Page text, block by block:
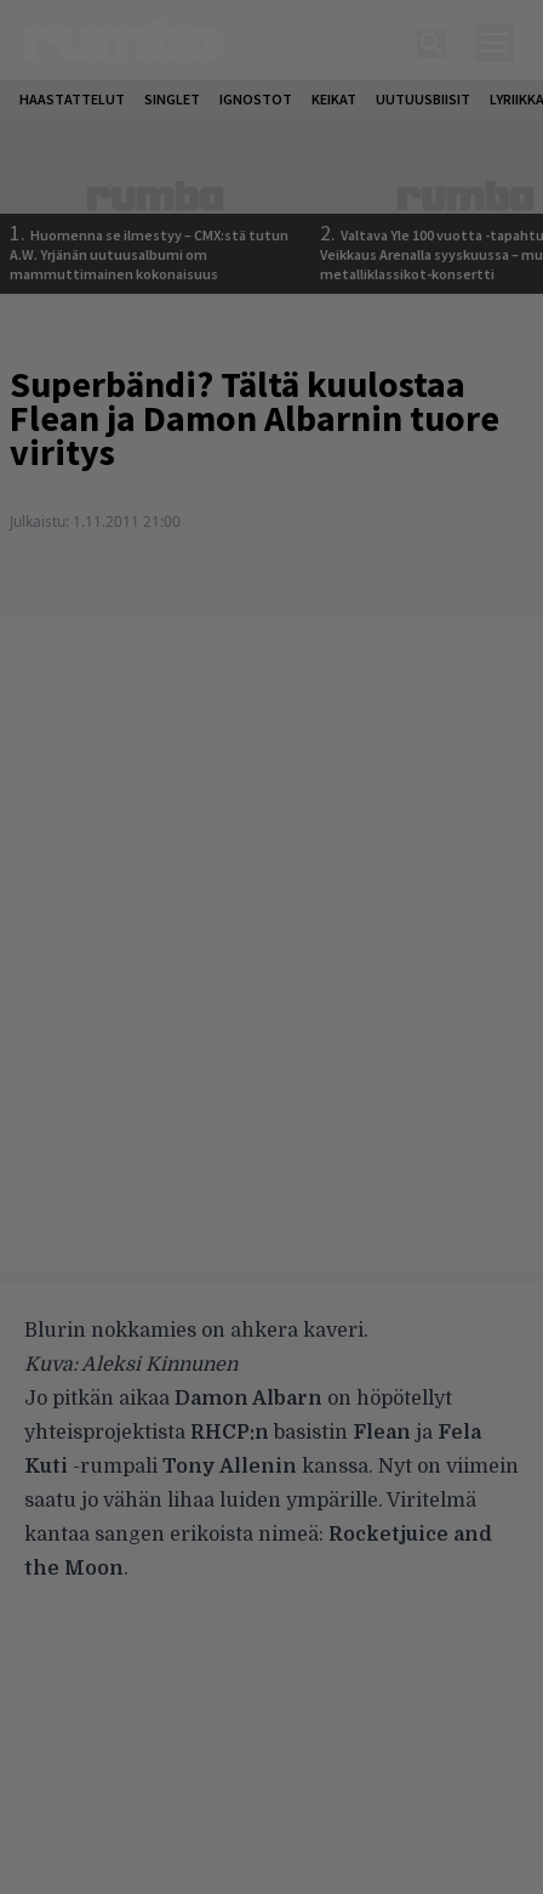
HAASTATTELUT SINGLET IGNOSTOT KEIKAT UUTUUSBIISIT
1. Huomenna se ilmestyy – CMX:stä tutun
A.W. Yrjänän uutuusalbumi om
mammuttimainen kokonaisuus
2. Valtava Yle 100 vuotta -
Veikkaus Arenalla syyskuussa –
metalliklassikot-konsertti
Superbändi? Tältä kuulostaa
Flean ja Damon Albarnin tuore
viritys
Julkaistu: 1.11.2011 21:00
Blurin nokkamies on ahkera kaveri.
Kuva: Aleksi Kinnunen
Jo pitkän aikaa Damon Albarn on höpötellyt
yhteisprojektista RHCP:n basistin Flean ja Fela
Kuti -rumpali Tony Allenin kanssa. Nyt on viimein
saatu jo vähän lihaa luiden ympärille. Viritelmä
kantaa sangen erikoista nimeä: Rocketjuice and
the Moon.